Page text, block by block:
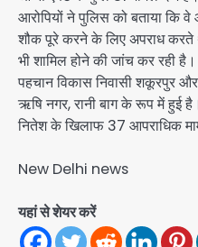
आरोपियों ने पुलिस को बताया कि
शौक पूरे करने के लिए अपराध
भी शामिल होने की जांच कर रही
पहचान विकास निवासी शकूरपुर और
ऋषि नगर, रानी बाग के रूप में हुई
नितेश के खिलाफ 37 आपराधिक
New Delhi news
यहां से शेयर करें